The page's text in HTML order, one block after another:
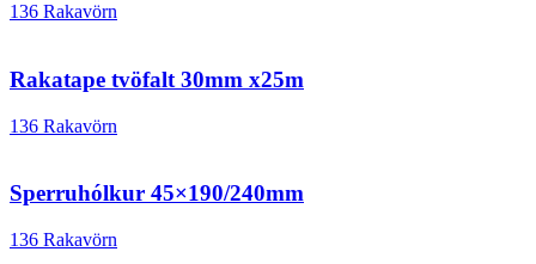
136 Rakavörn
Rakatape tvöfalt 30mm x25m
136 Rakavörn
Sperruhólkur 45×190/240mm
136 Rakavörn